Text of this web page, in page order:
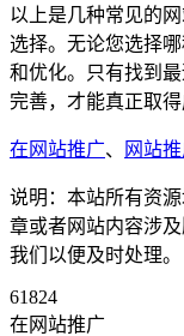
以上是几种常见的
选择。无论您选择
和优化。只有找到
完善，才能真正取得
在网站推广、 网站
说明：本站所有资
章或者网站内容涉及
我们以便及时处理。
61824
在网站推广